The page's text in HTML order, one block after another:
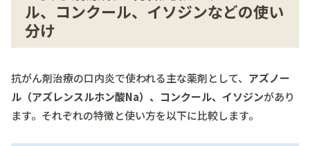
ル、コンクール、イソジンなどの使い
分け
抗がん剤治療の口内炎で使われる主な薬剤として、 アズノー
ル（アズレンスルホン酸Na）、コンクール、イソジンがあり
ます。それぞれの特徴と使い方を以下に比較します。